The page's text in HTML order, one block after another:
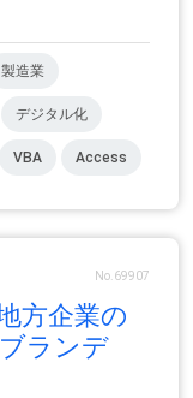
製造業
デジタル化
VBA Access
No.69907
方企業の
ランデ